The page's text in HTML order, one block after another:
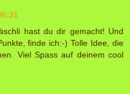
hast du dir gemacht! Und
finde ich:-) Tolle Idee, die
Viel Spass auf deinem cool